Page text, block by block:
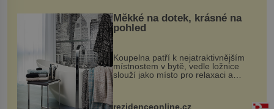
Měkké na dotek, krásné na
pohled
Koupelna patří k nejatraktivnějším
místnostem v bytě, vedle ložnice
slouží jako místo pro relaxaci a
odpočinek. Koupelnový textil –
ručníky, osušky a koberečky –
rezidenceonline.cz